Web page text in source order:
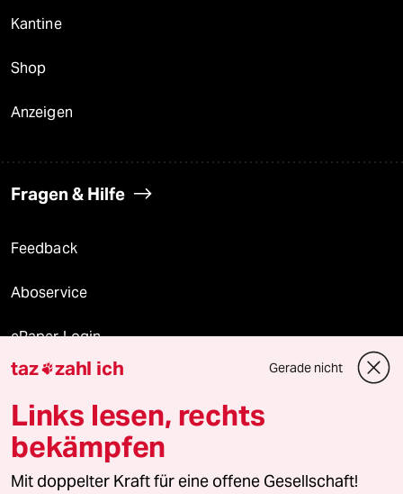
Kantine
Shop
Anzeigen
Fragen & Hilfe
Feedback
Aboservice
ePaper Login
Downloads für Abonnierende
© 2026 taz Verlags und Vertriebs GmbH
Alle Rechte vorbehalten. Bei rechtlichen Fragen oder für Genehmigungen
taz zahl ich Gerade nicht
Links lesen, rechts
bekämpfen
Mit doppelter Kraft für eine offene Gesellschaft!